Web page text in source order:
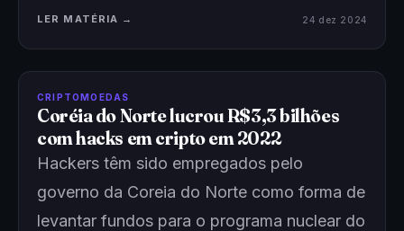
LER MATÉRIA → 24 dez 2024
CRIPTOMOEDAS
Coréia do Norte lucrou R$3,3 bilhões
com hacks em cripto em 2022
Hackers têm sido empregados pelo
governo da Coreia do Norte como forma de
levantar fundos para o programa nuclear do